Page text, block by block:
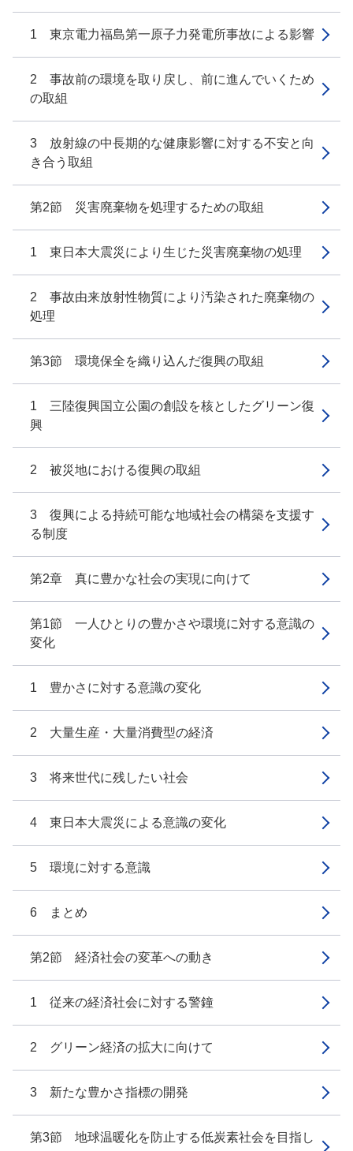
1 東京電力福島第一原子力発電所事故による影響
2 事故前の環境を取り戻し、前に進んでいくため
の取組
3 放射線の中長期的な健康影響に対する不安と向
き合う取組
第2節 災害廃棄物を処理するための取組
1 東日本大震災により生じた災害廃棄物の処理
2 事故由来放射性物質により汚染された廃棄物の
処理
第3節 環境保全を織り込んだ復興の取組
1 三陸復興国立公園の創設を核としたグリーン復
興
2 被災地における復興の取組
3 復興による持続可能な地域社会の構築を支援す
る制度
第2章 真に豊かな社会の実現に向けて
第1節 一人ひとりの豊かさや環境に対する意識の
変化
1 豊かさに対する意識の変化
2 大量生産・大量消費型の経済
3 将来世代に残したい社会
4 東日本大震災による意識の変化
5 環境に対する意識
6 まとめ
第2節 経済社会の変革への動き
1 従来の経済社会に対する警鐘
2 グリーン経済の拡大に向けて
3 新たな豊かさ指標の開発
第3節 地球温暖化を防止する低炭素社会を目指し